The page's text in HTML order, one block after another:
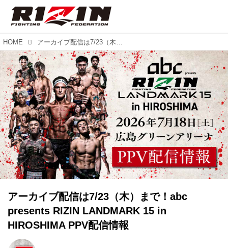
HOME アーカイブ配信は7/23（木）まで！abc presents RIZIN LANDMARK 15 in HIROSHIMA PPV配信情報
アーカイブ配信は7/23（木）まで！abc
presents RIZIN LANDMARK 15 in
HIROSHIMA PPV配信情報